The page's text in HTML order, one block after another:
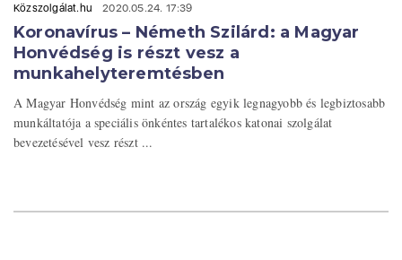
Közszolgálat.hu 2020.05.24. 17:39
Koronavírus – Németh Szilárd: a Magyar
Honvédség is részt vesz a
munkahelyteremtésben
A Magyar Honvédség mint az ország egyik legnagyobb és legbiztosabb
munkáltatója a speciális önkéntes tartalékos katonai szolgálat
bevezetésével vesz részt ...